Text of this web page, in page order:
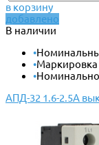
в корзину
добавлено
В наличии
•
•
•
АПД-32 1.6-2.5А